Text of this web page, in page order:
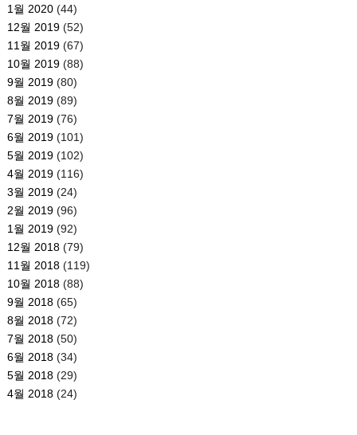
1월 2020(44)
12월 2019(52)
11월 2019(67)
10월 2019(88)
9월 2019(80)
8월 2019(89)
7월 2019(76)
6월 2019(101)
5월 2019(102)
4월 2019(116)
3월 2019(24)
2월 2019(96)
1월 2019(92)
12월 2018(79)
11월 2018(119)
10월 2018(88)
9월 2018(65)
8월 2018(72)
7월 2018(50)
6월 2018(34)
5월 2018(29)
4월 2018(24)